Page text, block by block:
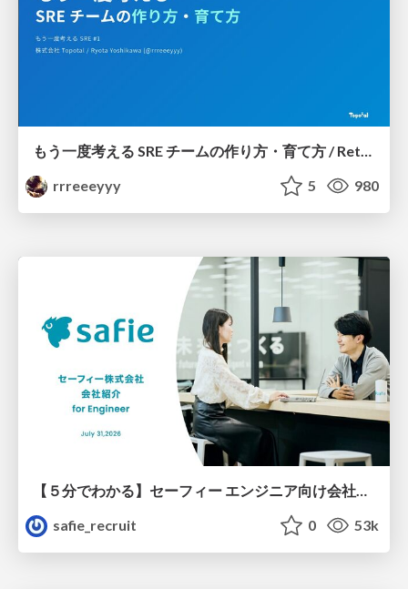
もう一度考える SRE チームの作り方・育て方 / Rethinking SRE #1: Building and Growing SRE Teams
rrreeeyyy
5 980
safie_recruit
0 53k